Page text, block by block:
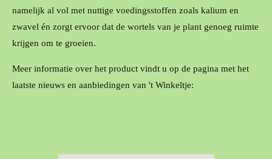
namelijk al vol met nuttige voedingsstoffen zoals kalium en
zwavel én zorgt ervoor dat de wortels van je plant genoeg ruimte
krijgen om te groeien.
Meer informatie over het product vindt u op de pagina met het
laatste nieuws en aanbiedingen van 't Winkeltje: